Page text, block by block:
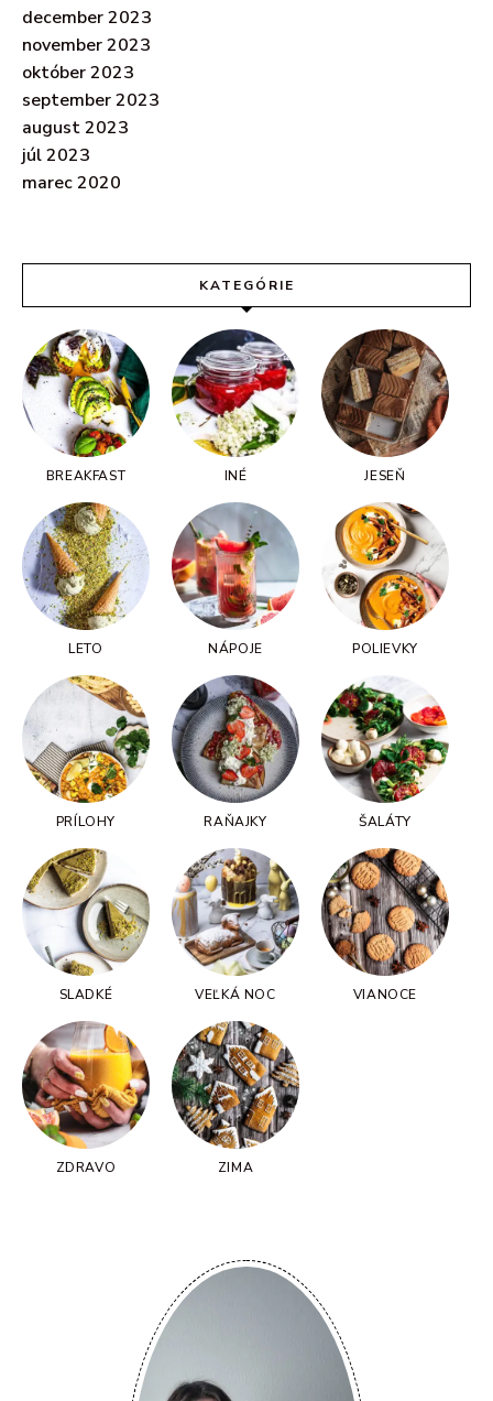
december 2023
november 2023
október 2023
september 2023
august 2023
júl 2023
marec 2020
KATEGÓRIE
BREAKFAST INÉ JESEŇ
LETO NÁPOJE POLIEVKY
PRÍLOHY RAŇAJKY ŠALÁTY
SLADKÉ VEĽKÁ NOC VIANOCE
ZDRAVO ZIMA